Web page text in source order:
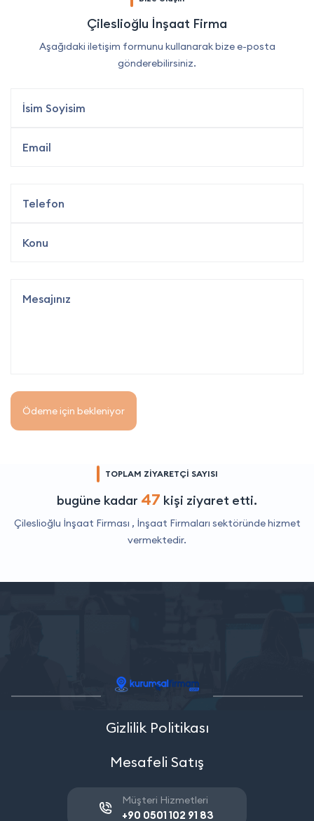
Çileslioğlu İnşaat Firma
Aşağıdaki iletişim formunu kullanarak bize e-posta
gönderebilirsiniz.
Ödeme için bekleniyor
TOPLAM ZİYARETÇİ SAYISI
bugüne kadar 47 kişi ziyaret etti.
Çileslioğlu İnşaat Firması , İnşaat Firmaları sektöründe hizmet
vermektedir.
Gizlilik Politikası
Mesafeli Satış
Müşteri Hizmetleri
+90 0501 102 91 83